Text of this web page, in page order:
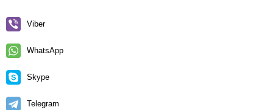
Viber
WhatsApp
Skype
Telegram